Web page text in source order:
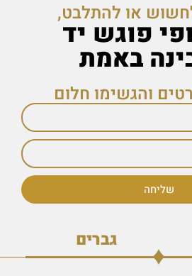
או להתלבט,
פוגש יד
באמת
והגשימו חלום
שליחה
גברים